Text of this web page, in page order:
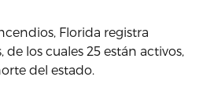
Florida registra
los cuales 25 están activos,
del estado.